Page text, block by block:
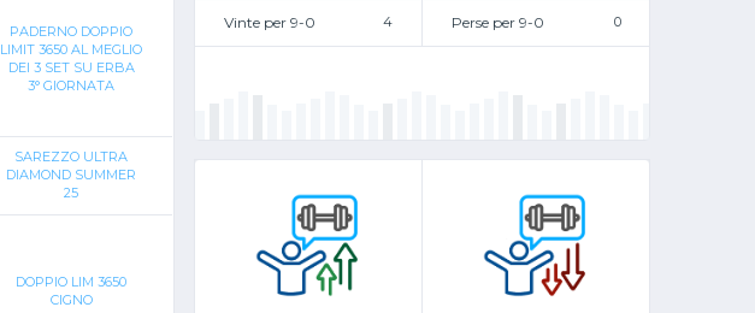
PADERNO DOPPIO
LIMIT 3650 AL MEGLIO
DEI 3 SET SU ERBA
3° GIORNATA
SAREZZO ULTRA
DIAMOND SUMMER
25
DOPPIO LIM 3650
CIGNO
Vinte per 9-0 4 Perse per 9-0 0